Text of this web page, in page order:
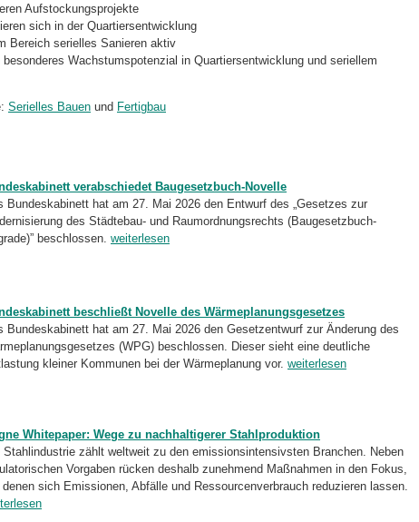
Aufstockungsprojekte
sich in der Quartiersentwicklung
Bereich serielles Sanieren aktiv
Wachstumspotenzial in Quartiersentwicklung und seriellem
Serielles Bauen und Fertigbau
verabschiedet Baugesetzbuch-Novelle
Bundeskabinett hat am 27. Mai 2026 den Entwurf des „Gesetzes zur
des Städtebau- und Raumordnungsrechts (Baugesetzbuch-
beschlossen. weiterlesen
beschließt Novelle des Wärmeplanungsgesetzes
Bundeskabinett hat am 27. Mai 2026 den Gesetzentwurf zur Änderung des
(WPG) beschlossen. Dieser sieht eine deutliche
kleiner Kommunen bei der Wärmeplanung vor. weiterlesen
Whitepaper: Wege zu nachhaltigerer Stahlproduktion
Stahlindustrie zählt weltweit zu den emissionsintensivsten Branchen. Neben
Vorgaben rücken deshalb zunehmend Maßnahmen in den Fokus,
sich Emissionen, Abfälle und Ressourcenverbrauch reduzieren lassen.